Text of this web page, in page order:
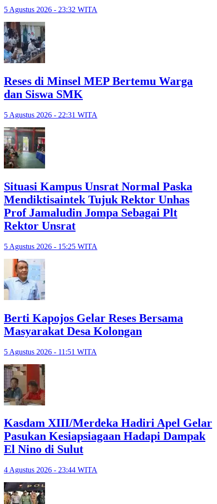
5 Agustus 2026 - 23:32 WITA
Reses di Minsel MEP Bertemu Warga
dan Siswa SMK
5 Agustus 2026 - 22:31 WITA
Situasi Kampus Unsrat Normal Paska
Mendiktisaintek Tujuk Rektor Unhas
Prof Jamaludin Jompa Sebagai Plt
Rektor Unsrat
5 Agustus 2026 - 15:25 WITA
Berti Kapojos Gelar Reses Bersama
Masyarakat Desa Kolongan
5 Agustus 2026 - 11:51 WITA
Kasdam XIII/Merdeka Hadiri Apel Gelar
Pasukan Kesiapsiagaan Hadapi Dampak
El Nino di Sulut
4 Agustus 2026 - 23:44 WITA